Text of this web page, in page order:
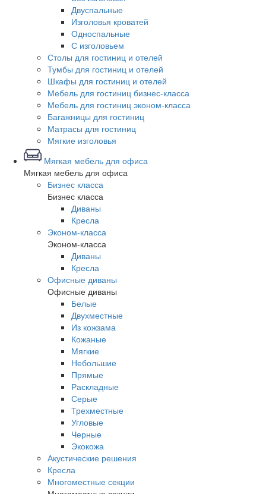
Двуспальные
Изголовья кроватей
Односпальные
С изголовьем
Столы для гостиниц и отелей
Тумбы для гостиниц и отелей
Шкафы для гостиниц и отелей
Мебель для гостиниц бизнес-класса
Мебель для гостиниц эконом-класса
Багажницы для гостиниц
Матрасы для гостиниц
Мягкие изголовья
Мягкая мебель для офиса
Мягкая мебель для офиса
Бизнес класса
Бизнес класса
Диваны
Кресла
Эконом-класса
Эконом-класса
Диваны
Кресла
Офисные диваны
Офисные диваны
Белые
Двухместные
Из кожзама
Кожаные
Мягкие
Небольшие
Прямые
Раскладные
Серые
Трехместные
Угловые
Черные
Экокожа
Акустические решения
Кресла
Многоместные секции